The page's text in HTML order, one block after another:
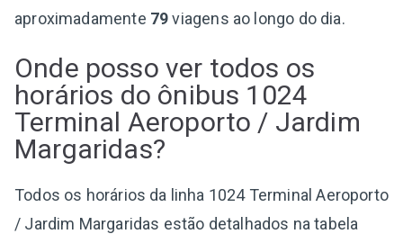
aproximadamente 79viagens ao longo do dia.
Onde posso ver todos os
horários do ônibus 1024
Terminal Aeroporto / Jardim
Margaridas?
Todos os horários da linha 1024 Terminal Aeroporto
/ Jardim Margaridas estão detalhados na tabela